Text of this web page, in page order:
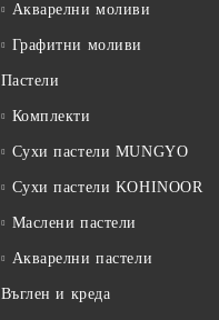
Акварелни моливи
Графитни моливи
Пастели
Комплекти
Сухи пастели MUNGYO
Сухи пастели KOHINOOR
Маслени пастели
Акварелни пастели
Въглен и креда